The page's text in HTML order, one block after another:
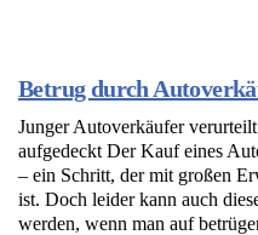
Betrug durch
Junger Autoverkäufer
aufgedeckt Der Kauf eines
– ein Schritt, der mit großen
ist. Doch leider kann auch
werden, wenn man auf